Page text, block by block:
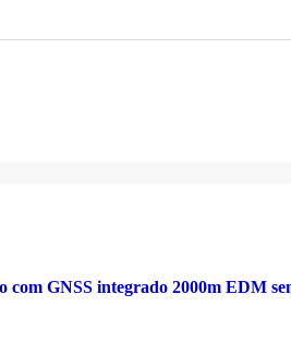
com GNSS integrado 2000m EDM